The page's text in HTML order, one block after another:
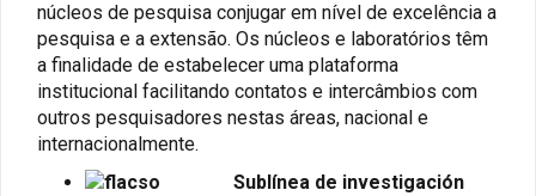
núcleos de pesquisa conjugar em nível de excelência a
pesquisa e a extensão. Os núcleos e laboratórios têm
a finalidade de estabelecer uma plataforma
institucional facilitando contatos e intercâmbios com
outros pesquisadores nestas áreas, nacional e
internacionalmente.
Sublínea de investigación